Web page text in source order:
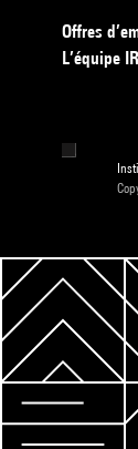
Offres
L’équipe